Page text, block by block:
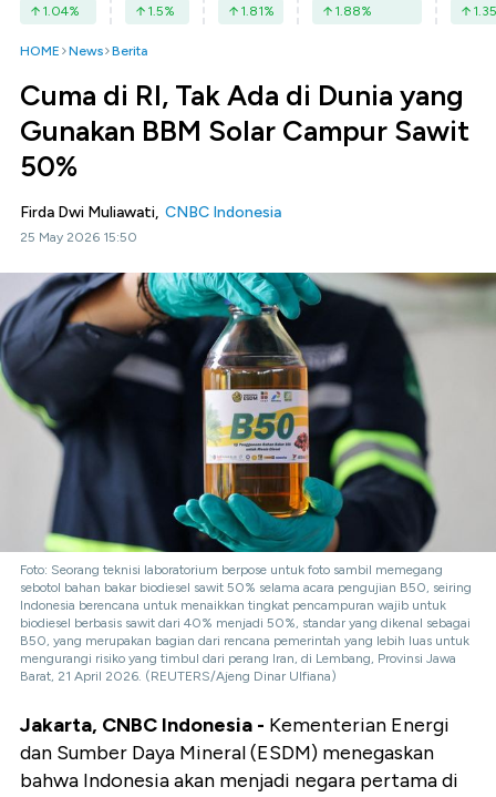
1.04% 1.5% 1.81% 1.88% 1.35
HOME News Berita
Cuma di RI, Tak Ada di Dunia yang
Gunakan BBM Solar Campur Sawit
50%
Firda Dwi Muliawati, CNBC Indonesia
25 May 2026 15:50
Foto: Seorang teknisi laboratorium berpose untuk foto sambil memegang
sebotol bahan bakar biodiesel sawit 50% selama acara pengujian B50, seiring
Indonesia berencana untuk menaikkan tingkat pencampuran wajib untuk
biodiesel berbasis sawit dari 40% menjadi 50%, standar yang dikenal sebagai
B50, yang merupakan bagian dari rencana pemerintah yang lebih luas untuk
mengurangi risiko yang timbul dari perang Iran, di Lembang, Provinsi Jawa
Barat, 21 April 2026. (REUTERS/Ajeng Dinar Ulfiana)
Jakarta, CNBC Indonesia - Kementerian Energi
dan Sumber Daya Mineral (ESDM) menegaskan
bahwa Indonesia akan menjadi negara pertama di